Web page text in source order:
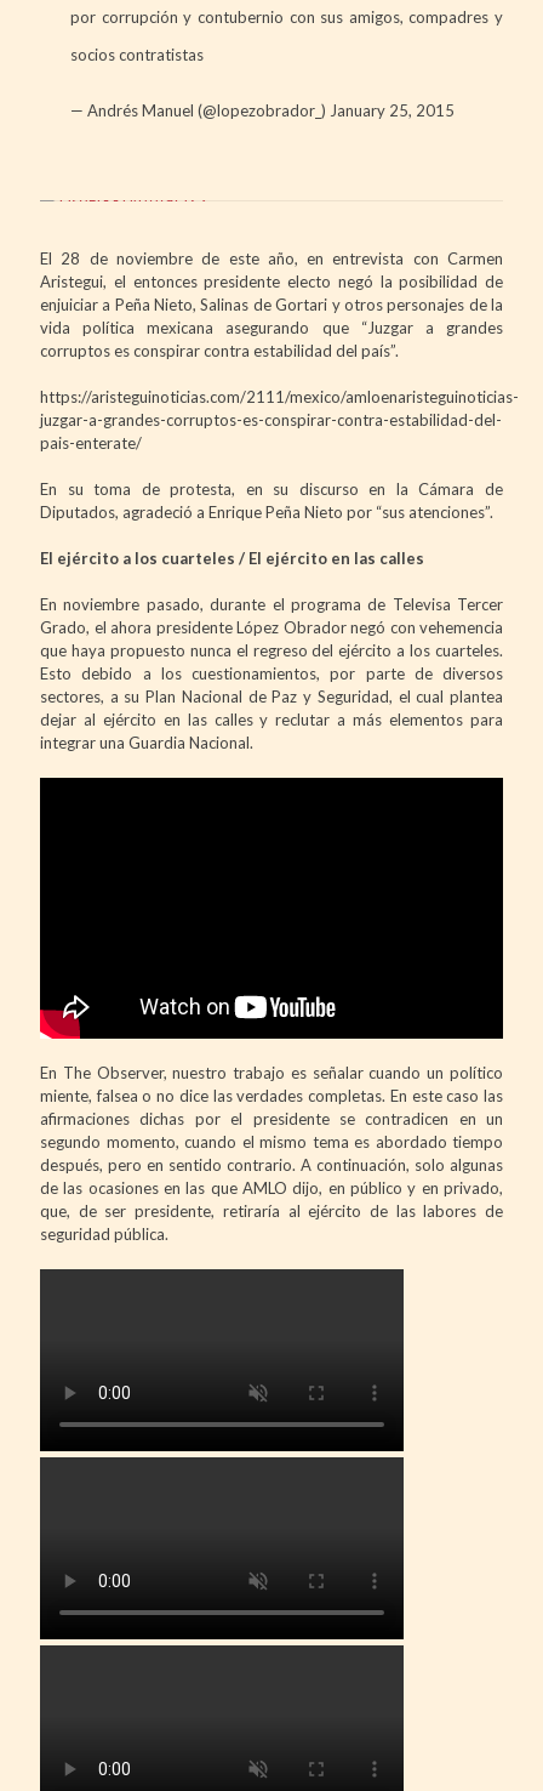
por corrupción y contubernio con sus amigos, compadres y
socios contratistas
— Andrés Manuel (@lopezobrador_) January 25, 2015
El 28 de noviembre de este año, en entrevista con Carmen
Aristegui, el entonces presidente electo negó la posibilidad de
enjuiciar a Peña Nieto, Salinas de Gortari y otros personajes de la
vida política mexicana asegurando que “Juzgar a grandes
corruptos es conspirar contra estabilidad del país”.
https://aristeguinoticias.com/2111/mexico/amloenaristeguinoticias-
juzgar-a-grandes-corruptos-es-conspirar-contra-estabilidad-del-
pais-enterate/
En su toma de protesta, en su discurso en la Cámara de
Diputados, agradeció a Enrique Peña Nieto por “sus atenciones”.
El ejército a los cuarteles / El ejército en las calles
En noviembre pasado, durante el programa de Televisa Tercer
Grado, el ahora presidente López Obrador negó con vehemencia
que haya propuesto nunca el regreso del ejército a los cuarteles.
Esto debido a los cuestionamientos, por parte de diversos
sectores, a su Plan Nacional de Paz y Seguridad, el cual plantea
dejar al ejército en las calles y reclutar a más elementos para
integrar una Guardia Nacional.
En The Observer, nuestro trabajo es señalar cuando un político
miente, falsea o no dice las verdades completas. En este caso las
afirmaciones dichas por el presidente se contradicen en un
segundo momento, cuando el mismo tema es abordado tiempo
después, pero en sentido contrario. A continuación, solo algunas
de las ocasiones en las que AMLO dijo, en público y en privado,
que, de ser presidente, retiraría al ejército de las labores de
seguridad pública.